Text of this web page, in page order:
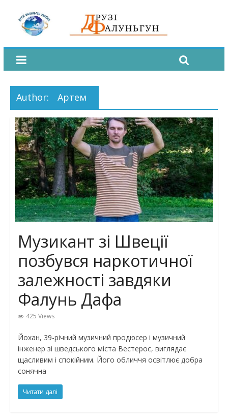
Author: Артем
Музикант зі Швеції
позбувся наркотичної
залежності завдяки
Фалунь Дафа
425 Views
Йохан, 39-річний музичний продюсер і музичний
інженер зі шведського міста Вестерос, виглядає
щасливим і спокійним. Його обличчя освітлює добра
сонячна
Читати далі